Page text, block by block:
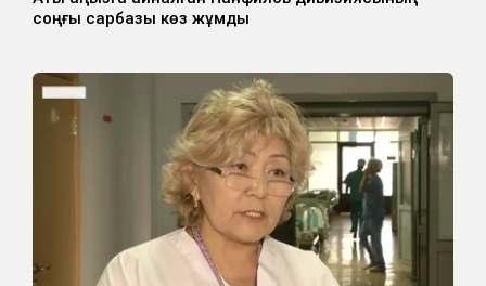
соңғы сарбазы көз жұмды